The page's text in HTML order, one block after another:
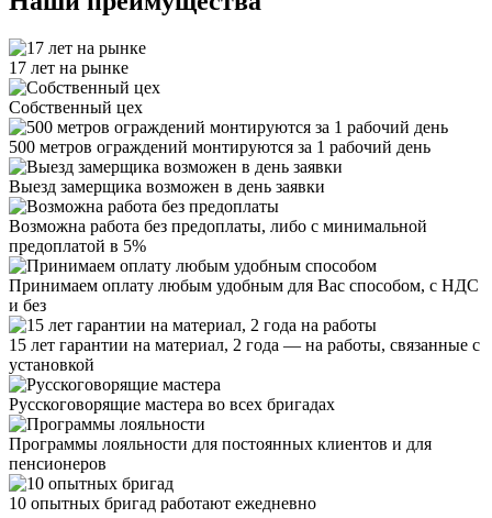
17 лет на рынке
Собственный цех
500 метров ограждений монтируются за 1 рабочий день
Выезд замерщика возможен в день заявки
Возможна работа без предоплаты, либо с минимальной
предоплатой в 5%
Принимаем оплату любым удобным для Вас способом, с НДС
и без
15 лет гарантии на материал, 2 года — на работы, связанные с
установкой
Русскоговорящие мастера во всех бригадах
Программы лояльности для постоянных клиентов и для
пенсионеров
10 опытных бригад работают ежедневно